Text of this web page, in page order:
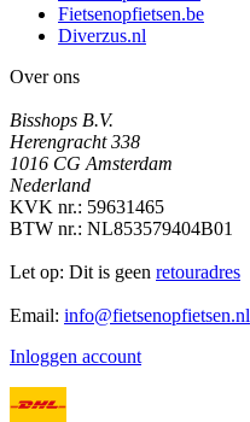
Fietsenopfietsen.be
Diverzus.nl
Over ons
Bisshops B.V.
Herengracht 338
1016 CG Amsterdam
Nederland
KVK nr.: 59631465
BTW nr.: NL853579404B01
Let op: Dit is geen retouradres
Email: info@fietsenopfietsen.nl
Inloggen account